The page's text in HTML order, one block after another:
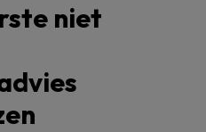
niet